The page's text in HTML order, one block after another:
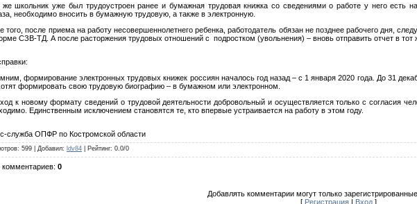
же школьник уже был трудоустроен ранее и бумажная трудовая книжка со сведениями о работе у него есть
необходимо вносить в бумажную трудовую, а также в электронную.
того, после приема на работу несовершеннолетнего ребенка, работодатель обязан не позднее рабочего дня,
СЗВ-ТД. А после расторжения трудовых отношений с подростком (увольнения) – вновь отправить отчет в тот
формирование электронных трудовых книжек россиян началось год назад – с 1 января 2020 года. До 31
формировать свою трудовую биографию – в бумажном или электронном.
к новому формату сведений о трудовой деятельности добровольный и осуществляется только с согласия
Единственным исключением становятся те, кто впервые устраивается на работу в этом году.
служба ОПФР по Костромской области
: 599 | Добавил: ldv84| Рейтинг: 0.0/0
комментариев: 0
Добавлять комментарии могут только
[ Регистрация Вход ]